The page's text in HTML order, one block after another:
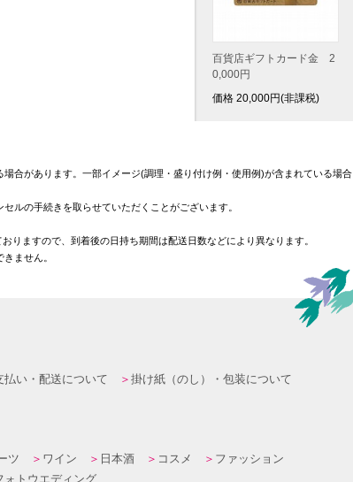
百貨店ギフトカード金 2
0,000円
価格 20,000円(非課税)
合があります。一部イメージ(調理・盛り付け例・使用例)が含まれている場合
ルの手続きを取らせていただくことがございます。
ますので、到着後の日持ち期間は配送日数などにより異なります。
ません。
払い・配送について
掛け紙（のし）・包装について
ツ ワイン 日本酒 コスメ
ファッション
トウエディング